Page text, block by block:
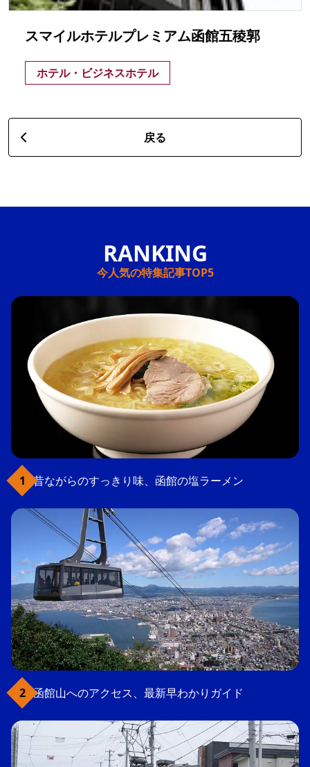
スマイルホテルプレミアム函館五稜郭
ホテル・ビジネスホテル
戻る
今人気の特集記事TOP5
昔ながらのすっきり味、函館の塩ラーメン
函館山へのアクセス、最新早わかりガイド